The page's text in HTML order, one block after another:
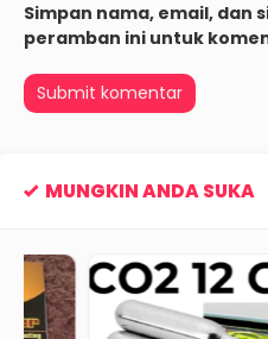
Simpan nama, email, dan
peramban ini untuk
MUNGKIN ANDA SUKA